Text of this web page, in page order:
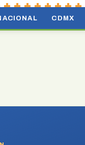
CDMX